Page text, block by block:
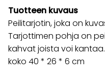
Tuotteen kuvaus
Peilitarjotin, joka on
Tarjottimen pohja on
kahvat joista voi kantaa.
koko 40 * 26 * 6 cm